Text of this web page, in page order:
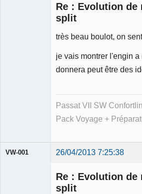
Re : Evolution de
split
très beau boulot, on
je vais montrer l'engin a
donnera peut être des
Passat VII SW
Pack Voyage +
VW-001 26/04/2013 7:25:38
Re : Evolution de
split